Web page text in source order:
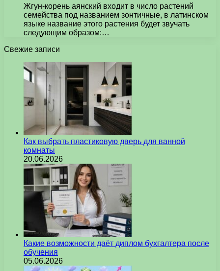
Жгун-корень аянский входит в число растений
семейства под названием зонтичные, в латинском
языке название этого растения будет звучать
следующим образом:…
Свежие записи
Как выбрать пластиковую дверь для ванной
комнаты
20.06.2026
Какие возможности даёт диплом бухгалтера после
обучения
05.06.2026